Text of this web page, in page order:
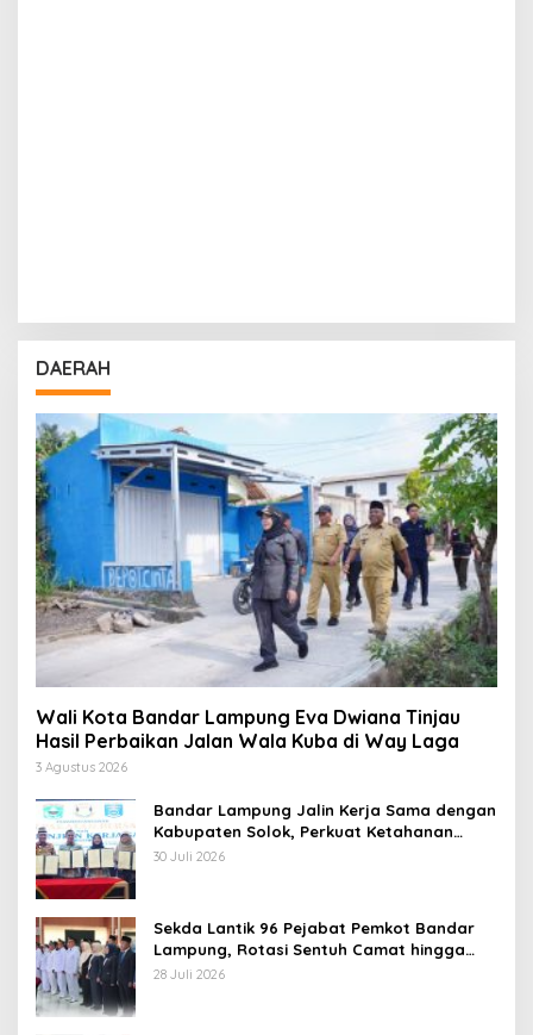
DAERAH
Wali Kota Bandar Lampung Eva Dwiana Tinjau
Hasil Perbaikan Jalan Wala Kuba di Way Laga
3 Agustus 2026
Bandar Lampung Jalin Kerja Sama dengan
Kabupaten Solok, Perkuat Ketahanan
Pangan dan Kendalikan Inflasi
30 Juli 2026
Sekda Lantik 96 Pejabat Pemkot Bandar
Lampung, Rotasi Sentuh Camat hingga
Lurah
28 Juli 2026